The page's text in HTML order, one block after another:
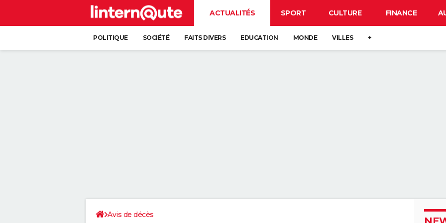
ACTUALITÉS SPORT CULTURE FINANCE
POLITIQUE SOCIÉTÉ FAITS DIVERS EDUCATION MONDE VILLES +
Avis de décès